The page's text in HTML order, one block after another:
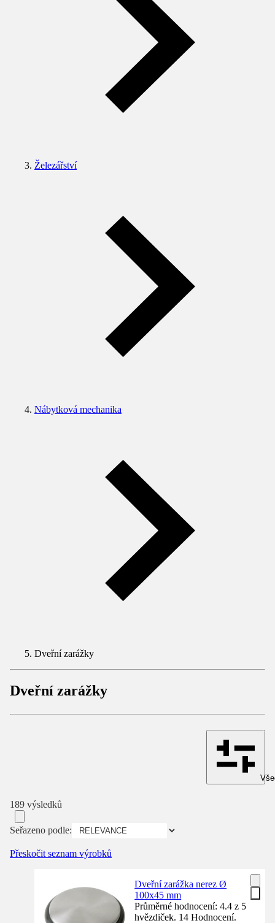
Železářství
Nábytková mechanika
Dveřní zarážky
Dveřní zarážky
189 výsledků
Seřazeno podle:
Přeskočit seznam výrobků
Dveřní zarážka nerez Ø
100x45 mm
Průměrné hodnocení: 4.4 z 5
hvězdiček. 14 Hodnocení.